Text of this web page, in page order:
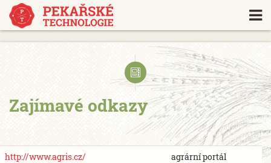
https://www.traditionrolex.com/18
Zajímavé odkazy
http://www.agris.cz/
agrární portál